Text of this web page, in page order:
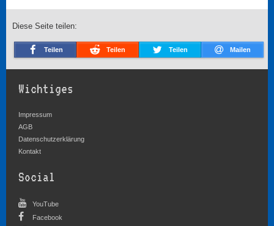
Diese Seite teilen:
Teilen Teilen Teilen Mailen
Wichtiges
Impressum
AGB
Datenschutzerklärung
Kontakt
Social
YouTube
Facebook